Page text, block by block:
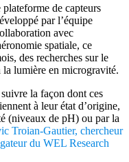
de capteurs
par l’équipe
avec
spatiale, ce
des recherches sur le
la lumière en microgravité.
la façon dont ces
à leur état d’origine,
(niveaux de pH) ou par la
Troian-Gautier, chercheur
du WEL Research